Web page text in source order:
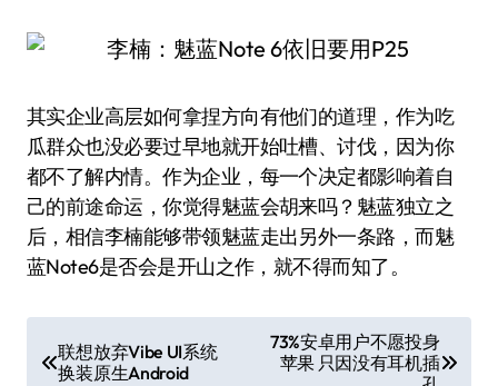
其实企业高层如何拿捏方向有他们的道理，作为吃
瓜群众也没必要过早地就开始吐槽、讨伐，因为你
都不了解内情。作为企业，每一个决定都影响着自
己的前途命运，你觉得魅蓝会胡来吗？魅蓝独立之
后，相信李楠能够带领魅蓝走出另外一条路，而魅
蓝Note6是否会是开山之作，就不得而知了。
章
联想放弃Vibe UI系统
换装原生Android
73%安卓用户不愿投身
苹果 只因没有耳机插